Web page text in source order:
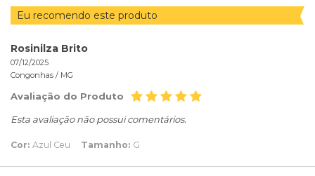
Eu recomendo este produto
Rosinilza Brito
07/12/2025
Congonhas / MG
Avaliação do Produto
Esta avaliação não possui comentários.
Cor: Azul Ceu Tamanho: G